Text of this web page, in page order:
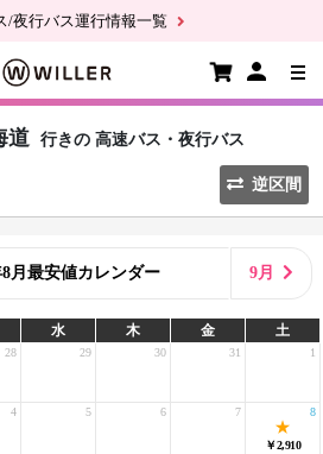
/夜行バス運行情報一覧
道 行きの 高速バス・夜行バス
逆区間
8月最安値カレンダー 9月
水 木 金 土
28 29 30 31 1
4 5 6 7
￥2,910
8